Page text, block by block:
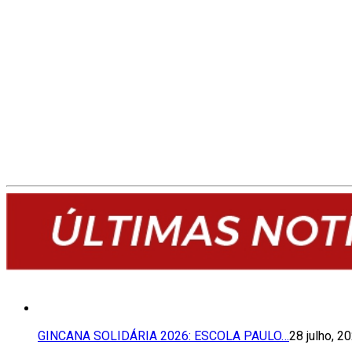
GINCANA SOLIDÁRIA 2026: ESCOLA PAULO…28 julho,